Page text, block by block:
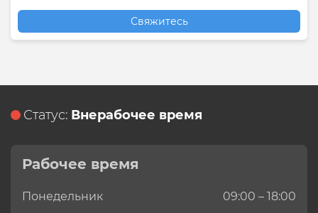
Свяжитесь
Статус: Внерабочее время
Рабочее время
Понедельник
09:00 – 18:00